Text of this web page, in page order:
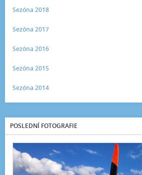
Sezóna 2018
Sezóna 2017
Sezóna 2016
Sezóna 2015
Sezóna 2014
POSLEDNÍ FOTOGRAFIE